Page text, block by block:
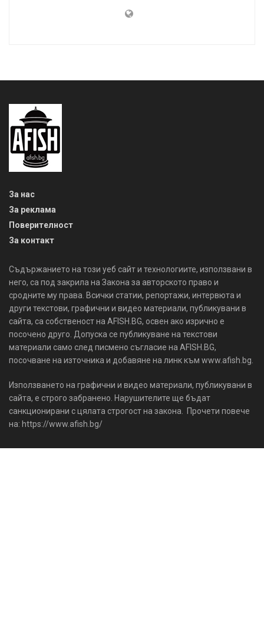
За нас
За реклама
Поверителност
За контакт
Съдържанието на този уеб сайт и технологиите, използвани в
него, са под закрила на Закона за авторското право и
сродните му права. Всички статии, репортажи, интервюта и
други текстови, графични и видео материали, публикувани в
сайта, са собственост на AFISH.BG, освен ако изрично е
посочено друго. Допуска се публикуване на текстови
материали само след писмено съгласие на AFISH.BG,
посочване на източника и добавяне на линк към www.afish.bg.
Използването на графични и видео материали, публикувани в
сайта, е строго забранено. Нарушителите ще бъдат
санкционирани с цялата строгост на закона. Прочети повече
на: https://www.afish.bg/